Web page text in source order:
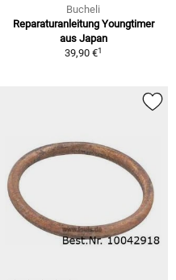
Bucheli
Reparaturanleitung Youngtimer
aus Japan
39,90 €1